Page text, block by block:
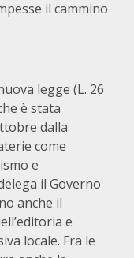
il cammino
legge (L. 26
è stata
dalla
come
e
il Governo
anche il
e
locale. Fra le